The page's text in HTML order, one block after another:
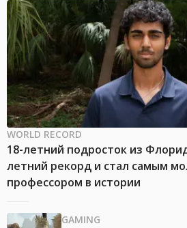
WORLD RECORD
18-летний подросток из
летний рекорд и стал самым
профессором в истории
GAMING